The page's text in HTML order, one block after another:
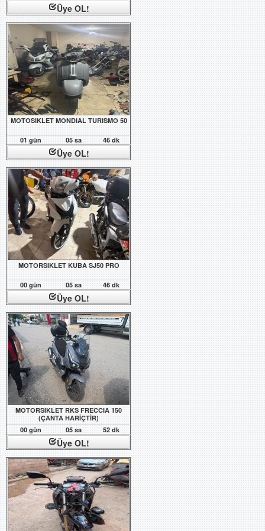
Üye OL!
MOTOSIKLET MONDIAL TURISMO 50
01 gün 05 sa 46 dk
Üye OL!
MOTORSIKLET KUBA SJ50 PRO
00 gün 05 sa 46 dk
Üye OL!
MOTORSIKLET RKS FRECCIA 150
(ÇANTA HARİÇTİR)
00 gün
05 sa 52 dk
Üye OL!